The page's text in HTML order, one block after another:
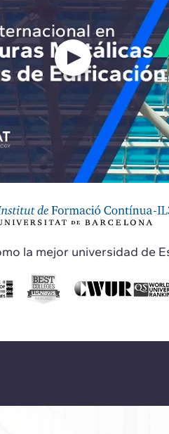
la mejor universidad de